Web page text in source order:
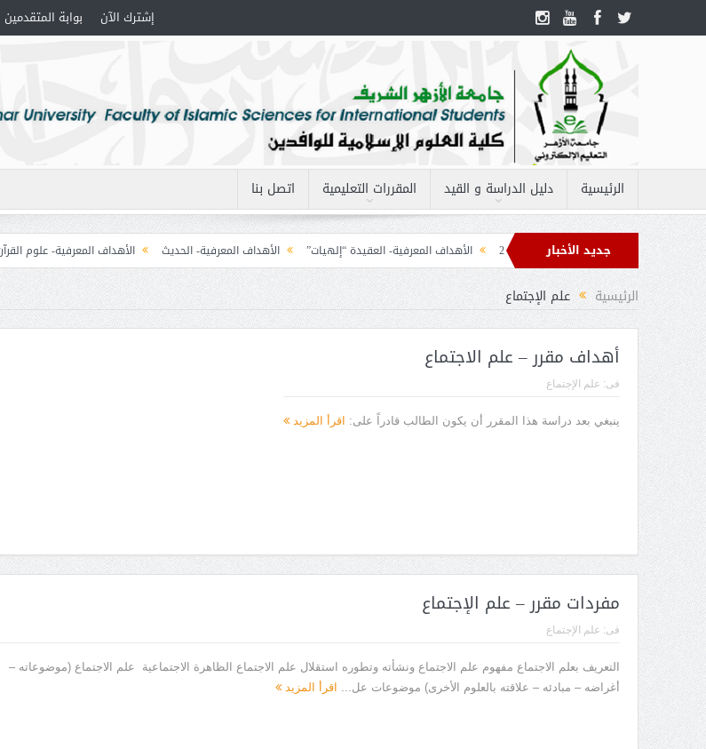
إشترك الآن بوابة المتقدمين
الرئيسية دليل الدراسة و القيد المقررات التعليمية اتصل بنا
جديد الأخبار
مفردات مقرر – الحاسب الآلى 2 الأهداف المعرفية- العقيدة “إلهيات” الأهداف المعرفية- الحديث الأهداف المعرفية- علوم القرآن
الفقه 2
الرئيسية علم الإجتماع
أهداف مقرر – علم الاجتماع
فى: علم الإجتماع
ينبغي بعد دراسة هذا المقرر أن يكون الطالب قادراً على: اقرأ المزيد
مفردات مقرر – علم الإجتماع
فى: علم الإجتماع
التعريف بعلم الاجتماع مفهوم علم الاجتماع ونشأته وتطوره استقلال علم الاجتماع الظاهرة الاجتماعية علم الاجتماع (موضوعاته –
أغراضه – مبادئه – علاقته بالعلوم الأخرى) موضوعات عل... اقرأ المزيد